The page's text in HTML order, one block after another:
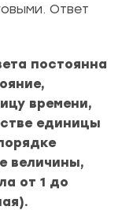
Ответ
постоянна
времени,
единицы
величины,
от 1 до